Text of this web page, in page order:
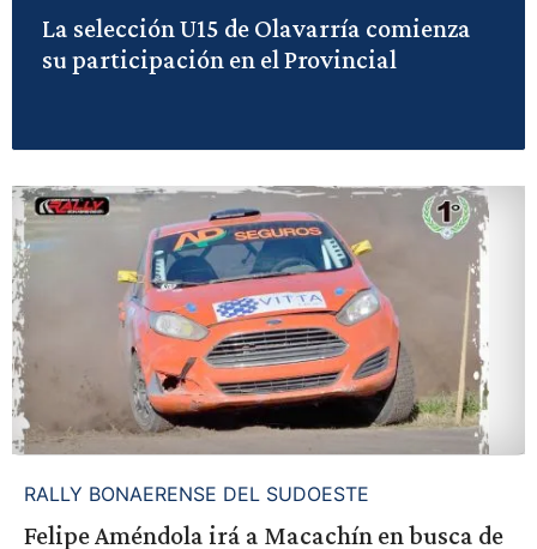
La selección U15 de Olavarría comienza
su participación en el Provincial
RALLY BONAERENSE DEL SUDOESTE
Felipe Améndola irá a Macachín en busca de